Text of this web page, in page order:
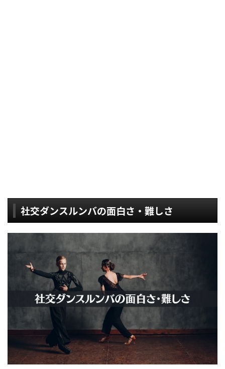
社交ダンスルンバの面白さ・難しさ